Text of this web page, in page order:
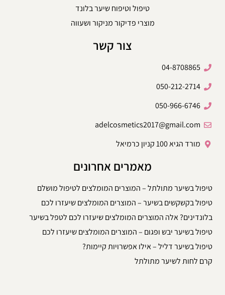
טיפול וטיפוח שיער בלונד
מוצרי פדיקור מניקור ושעווה
צור קשר
04-8708865
050-212-2714
050-966-6746
adelcosmetics2017@gmail.com
מורד הגיא 100 קניון כרמיאל
מאמרים אחרונים
טיפול בשיער מתולתל – המוצרים המומלצים לטיפול מושלם
טיפול בקשקשים בשיער – המוצרים המומלצים שיעזרו לכם
בלונדינים? אלה המוצרים המומלצים שיעזרו לכם לטפל בשיער
טיפול בשיער יבש ופגום – המוצרים המומלצים שיעזרו לכם
טיפול בשיער דליל – אילו אפשרויות קיימות?
קרם לחות לשיער מתולתל